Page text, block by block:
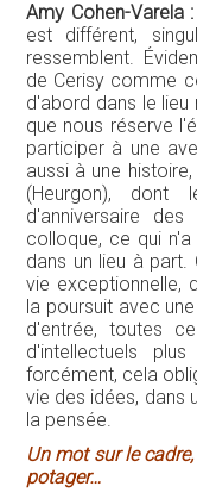
Amy Cohen-Varela :
est différent,
ressemblent.
de Cerisy comme
d'abord dans le lieu
que nous réserve
participer à une
aussi à une
(Heurgon),
d'anniversaire
colloque, ce qui
dans un lieu à
vie exceptionnelle,
la poursuit avec
d'entrée, toutes
d'intellectuels
forcément, cela
vie des idées, dans
la pensée.
Un mot sur le
potager…